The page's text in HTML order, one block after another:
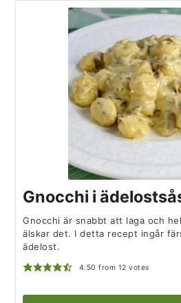
Gnocchi i
Gnocchi är snabbt att laga och
älskar det. I detta recept ingår
ädelost.
4.50 from 12 votes